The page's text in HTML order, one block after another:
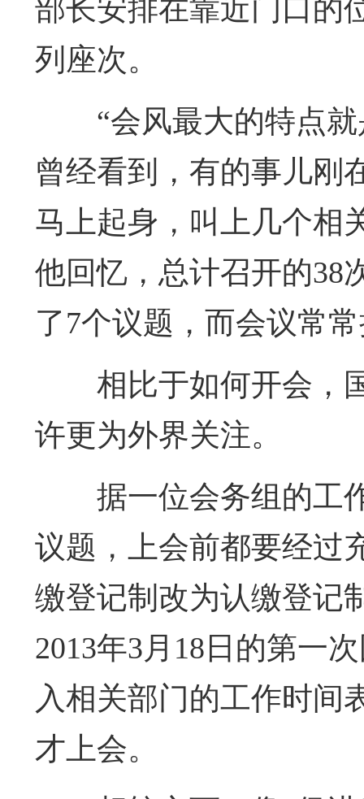
部长安排在靠近门口的
列座次。
“会风最大的特点
曾经看到，有的事儿刚
马上起身，叫上几个相
他回忆，总计召开的38
了7个议题，而会议常
相比于如何开会，
许更为外界关注。
据一位会务组的工
议题，上会前都要经过
缴登记制改为认缴登记
2013年3月18日的第一
入相关部门的工作时间
才上会。